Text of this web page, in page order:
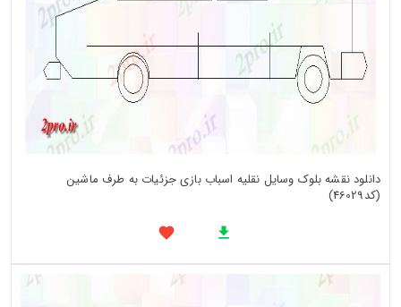
دانلود نقشه بلوک وسایل نقلیه اسباب بازی جزئیات به طرف ماشین
(کد46029)